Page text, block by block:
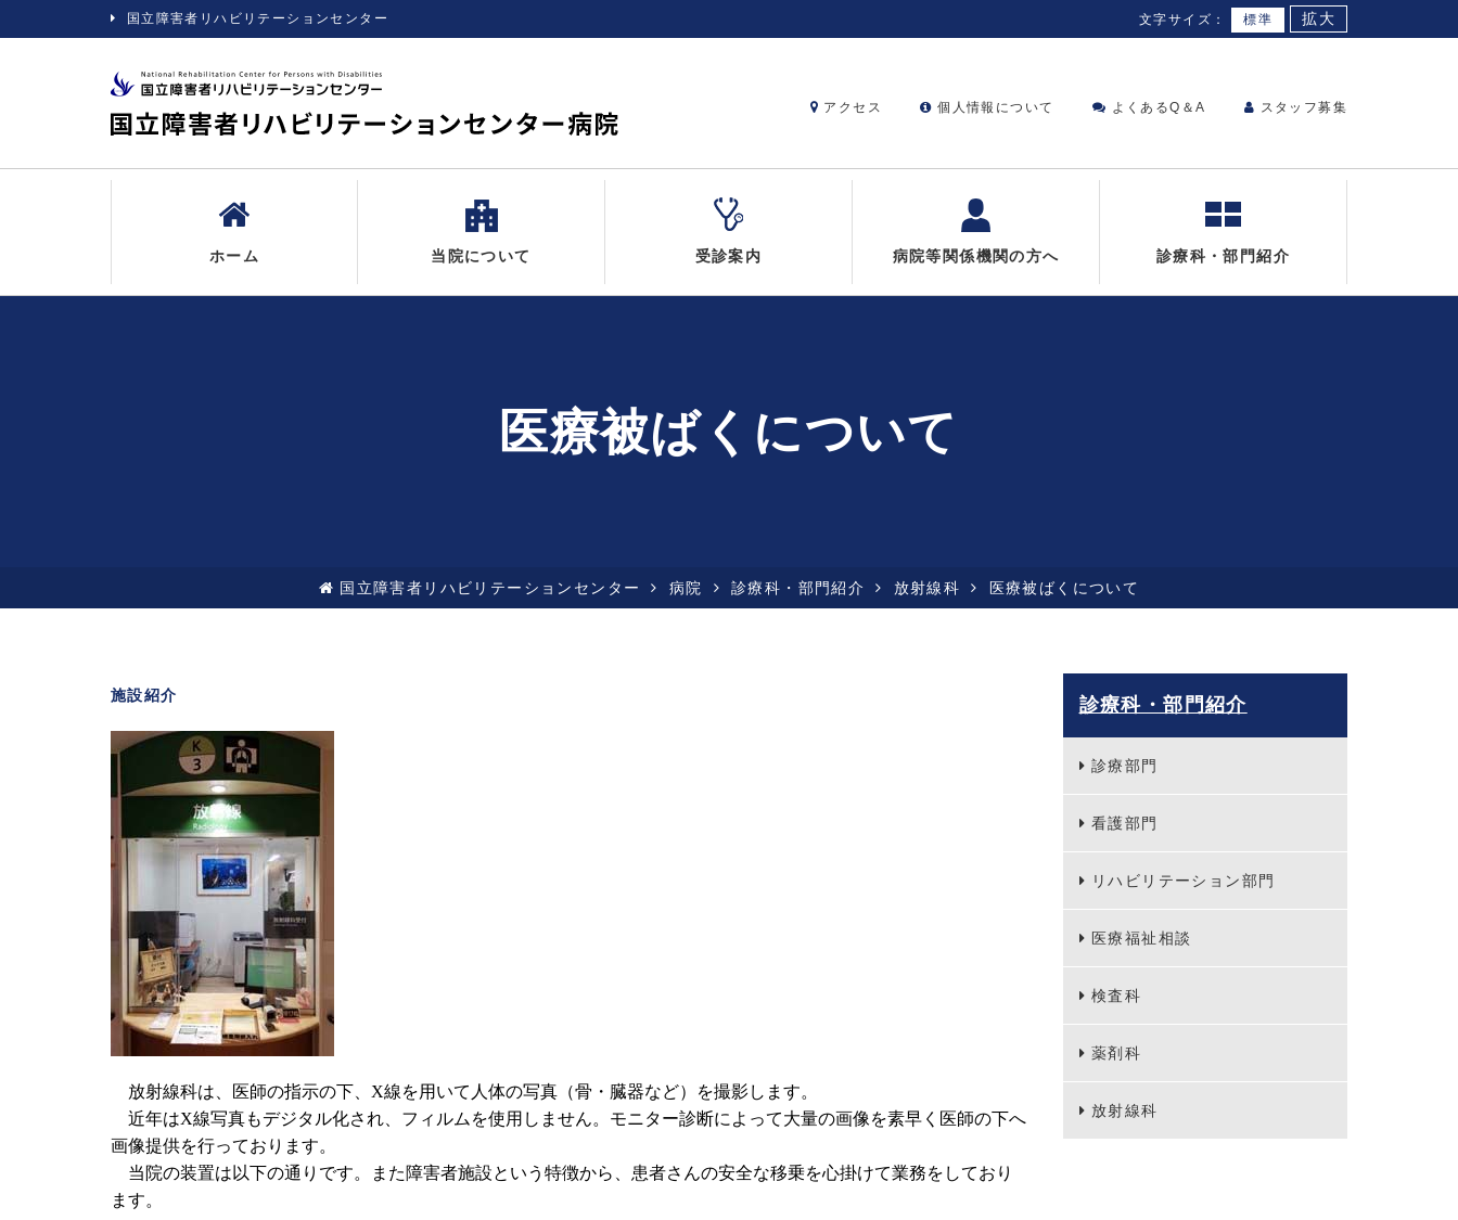
国立障害者リハビリテーションセンター 文字サイズ： 標準 拡大
アクセス 個人情報について よくあるQ＆A スタッフ募集
ホーム 当院について 受診案内 病院等関係機関の方へ 診療科・部門紹介
医療被ばくについて
国立障害者リハビリテーションセンター 病院 診療科・部門紹介 放射線科 医療被ばくについて
施設紹介
放射線科は、医師の指示の下、X線を用いて人体の写真（骨・臓器など）を撮影します。
近年はX線写真もデジタル化され、フィルムを使用しません。モニター診断によって大量の画像を素早く医師の下へ
画像提供を行っております。
当院の装置は以下の通りです。また障害者施設という特徴から、患者さんの安全な移乗を心掛けて業務をしており
ます。
診療科・部門紹介
診療部門
看護部門
リハビリテーション部門
医療福祉相談
検査科
薬剤科
放射線科